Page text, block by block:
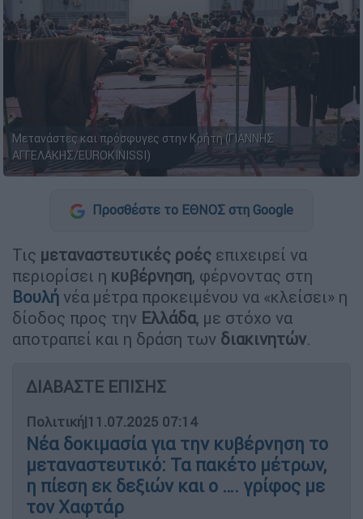
Μετανάστες και πρόσφυγες στην Κρήτη (ΓΙΑΝΝΗΣ
ΑΓΓΕΛΑΚΗΣ/EUROKINISSI)
Προσθέστε το ΕΘΝΟΣ στη Google
Τις μεταναστευτικές ροές επιχειρεί να
περιορίσει η κυβέρνηση, φέρνοντας στη
Βουλή νέα μέτρα προκειμένου να «κλείσει» η
δίοδος προς την Ελλάδα, με στόχο να
αποτραπεί και η δράση των διακινητών.
ΔΙΑΒΑΣΤΕ ΕΠΙΣΗΣ
Πολιτική|11.07.2025 07:14
Νέα δοκιμασία για την κυβέρνηση το
μεταναστευτικό: Τα πακέτο μέτρων,
η πίεση εκ δεξιών και ο …. γρίφος με
τον Χαφτάρ